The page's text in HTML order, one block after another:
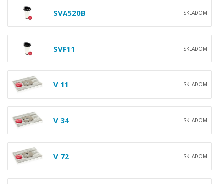
SVA520B SKLADOM
SVF11 SKLADOM
V 11 SKLADOM
V 34 SKLADOM
V 72 SKLADOM